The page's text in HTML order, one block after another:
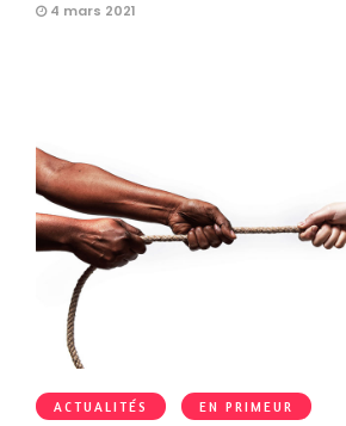
4 mars 2021
ACTUALITÉS EN PRIMEUR